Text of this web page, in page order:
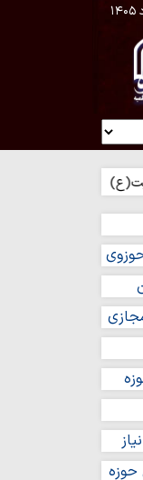
حدیث روز | بهترین